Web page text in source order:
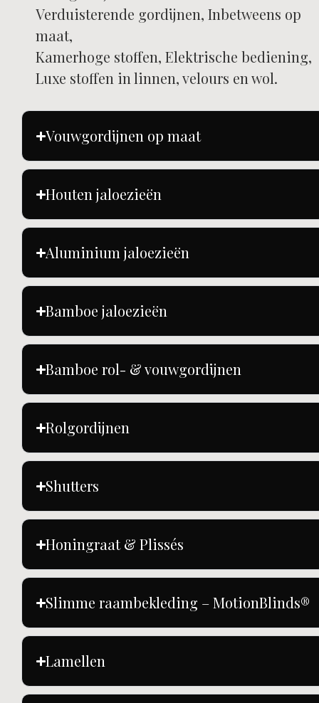
Verduisterende gordijnen, Inbetweens op
maat,
Kamerhoge stoffen, Elektrische bediening,
Luxe stoffen in linnen, velours en wol.
Vouwgordijnen op maat​
Houten jaloezieën
Aluminium jaloezieën​
Bamboe jaloezieën
Bamboe rol- & vouwgordijnen
Rolgordijnen​
Shutters​
Honingraat & Plissés
Slimme raambekleding – MotionBlinds®
Lamellen